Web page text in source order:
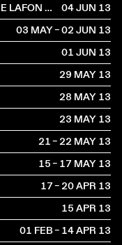
JÉRÔME MEIZOZ AVEC MARIE HÉLÈNE LAFON ET PIERRE BERGOUNIOUX
04 JUN2013
03 MAY – 02 JUN2013
01 JUN2013
29 MAY2013
28 MAY2013
23 MAY2013
21 – 22 MAY2013
15 – 17 MAY2013
17 – 20 APR2013
15 APR2013
01 FEB – 14 APR2013